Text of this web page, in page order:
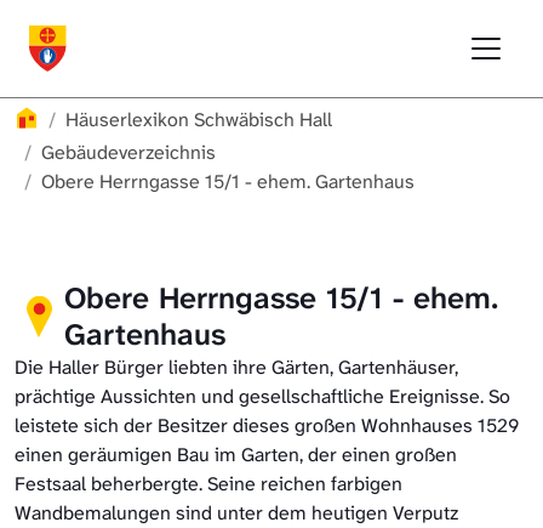
Häuserlexikon
Häuserlexikon Schwäbisch Hall
Gebäudeverzeichnis
Obere Herrngasse 15/1 - ehem. Gartenhaus
Obere Herrngasse 15/1 - ehem.
Gartenhaus
Die Haller Bürger liebten ihre Gärten, Gartenhäuser,
prächtige Aussichten und gesellschaftliche Ereignisse. So
leistete sich der Besitzer dieses großen Wohnhauses 1529
einen geräumigen Bau im Garten, der einen großen
Festsaal beherbergte. Seine reichen farbigen
Wandbemalungen sind unter dem heutigen Verputz
Häuserlexikon Steinbach